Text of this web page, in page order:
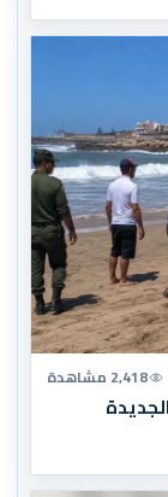
2,418 مشاهدة